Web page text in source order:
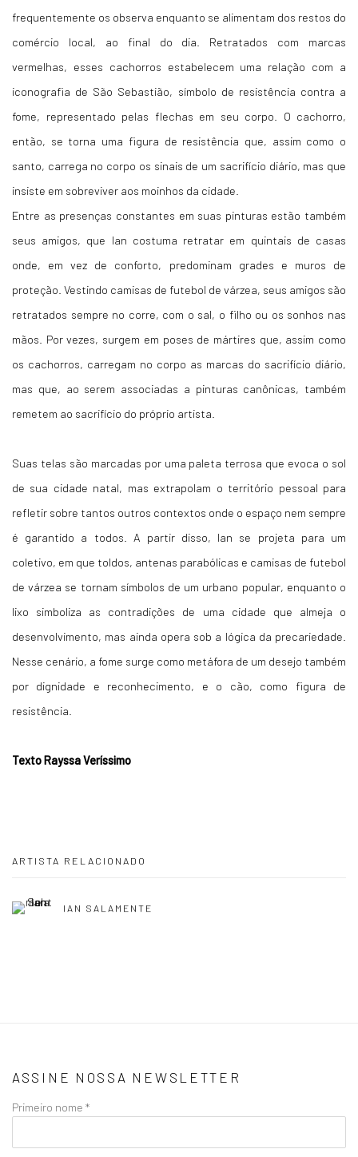
frequentemente os observa enquanto se alimentam dos restos do
comércio local, ao final do dia. Retratados com marcas
vermelhas, esses cachorros estabelecem uma relação com a
iconografia de São Sebastião, símbolo de resistência contra a
fome, representado pelas flechas em seu corpo. O cachorro,
então, se torna uma figura de resistência que, assim como o
santo, carrega no corpo os sinais de um sacrifício diário, mas que
insiste em sobreviver aos moinhos da cidade.
Entre as presenças constantes em suas pinturas estão também
seus amigos, que Ian costuma retratar em quintais de casas
onde, em vez de conforto, predominam grades e muros de
proteção. Vestindo camisas de futebol de várzea, seus amigos são
retratados sempre no corre, com o sal, o filho ou os sonhos nas
mãos. Por vezes, surgem em poses de mártires que, assim como
os cachorros, carregam no corpo as marcas do sacrifício diário,
mas que, ao serem associadas a pinturas canônicas, também
remetem ao sacrifício do próprio artista.
Suas telas são marcadas por uma paleta terrosa que evoca o sol
de sua cidade natal, mas extrapolam o território pessoal para
refletir sobre tantos outros contextos onde o espaço nem sempre
é garantido a todos. A partir disso, Ian se projeta para um
coletivo, em que toldos, antenas parabólicas e camisas de futebol
de várzea se tornam símbolos de um urbano popular, enquanto o
lixo simboliza as contradições de uma cidade que almeja o
desenvolvimento, mas ainda opera sob a lógica da precariedade.
Nesse cenário, a fome surge como metáfora de um desejo também
por dignidade e reconhecimento, e o cão, como figura de
resistência.
Texto Rayssa Veríssimo
ARTISTA RELACIONADO
IAN SALAMENTE
ASSINE NOSSA NEWSLETTER
Primeiro nome *